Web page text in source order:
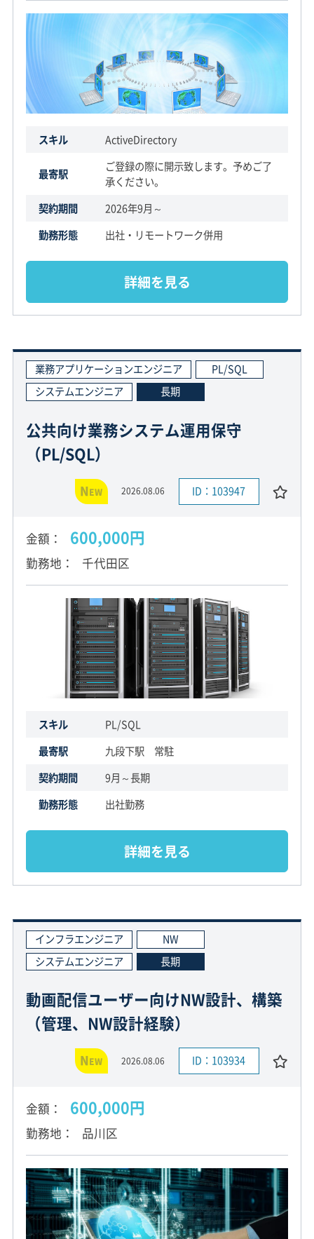
スキル ActiveDirectory
最寄駅
ご登録の際に開示致します。予めご了
承ください。
契約期間
2026年9月～
勤務形態
出社・リモートワーク併用
詳細を見る
業務アプリケーションエンジニア
PL/SQL
システムエンジニア
長期
公共向け業務システム運用保守
（PL/SQL）
NEW 2026.08.06 ID：103947
金額 600,000円
勤務地 千代田区
スキル
PL/SQL
最寄駅
九段下駅 常駐
契約期間
9月～長期
勤務形態
出社勤務
詳細を見る
インフラエンジニア
NW
システムエンジニア
長期
動画配信ユーザー向けNW設計、構築
（管理、NW設計経験）
NEW 2026.08.06 ID：103934
金額 600,000円
勤務地 品川区